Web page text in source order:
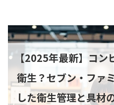
【2025年最新】コ
衛生？セブン・ファ
した衛生管理と具材